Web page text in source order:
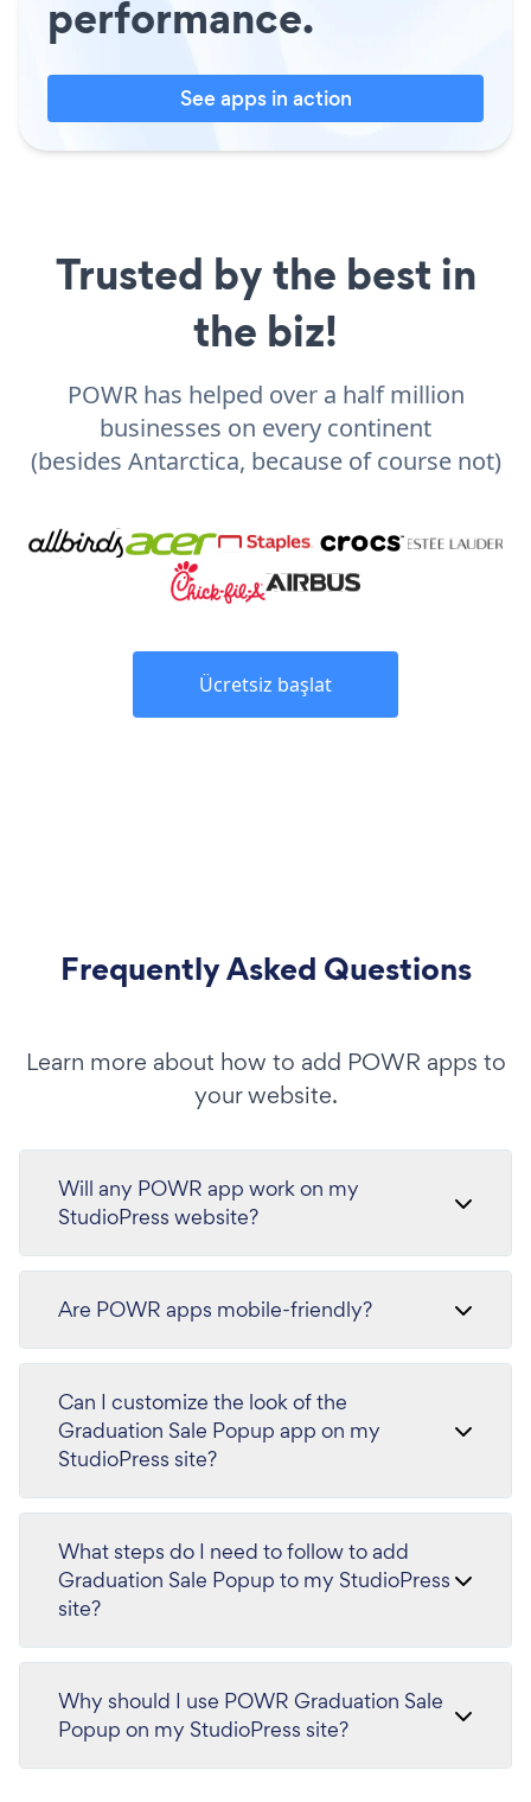
performance.
See apps in action
Trusted by the best in
the biz!
POWR has helped over a half million
businesses on every continent
(besides Antarctica, because of course not)
Ücretsiz başlat
Frequently Asked Questions
Learn more about how to add POWR apps to
your website.
Will any POWR app work on my
StudioPress website?
Are POWR apps mobile-friendly?
Can I customize the look of the
Graduation Sale Popup app on my
StudioPress site?
What steps do I need to follow to add
Graduation Sale Popup to my StudioPress
site?
Why should I use POWR Graduation Sale
Popup on my StudioPress site?